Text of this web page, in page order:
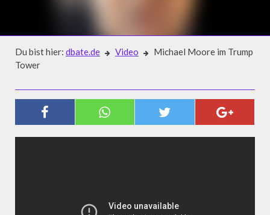
Du bist hier: dbate.de Video
Michael Moore im Trump
Tower
MICHAEL MOORE IM TRUMP
TOWER